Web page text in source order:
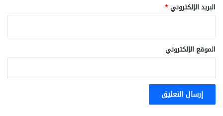
البريد الإلكتروني*
الموقع الإلكتروني